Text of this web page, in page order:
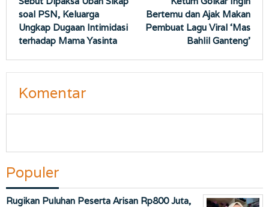
pos
soal PSN, Keluarga
Ungkap Dugaan Intimidasi
terhadap Mama Yasinta
Bertemu dan Ajak Makan
Pembuat Lagu Viral ‘Mas
Bahlil Ganteng’
Komentar
Populer
Rugikan Puluhan Peserta Arisan Rp800 Juta,